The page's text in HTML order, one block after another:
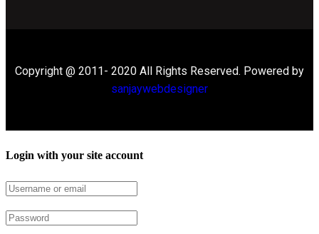
Copyright @ 2011- 2020 All Rights Reserved. Powered by
sanjaywebdesigner
Login with your site account